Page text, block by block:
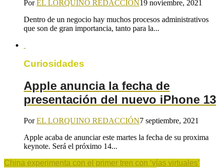
PorEL LORQUINO REDACCIÓN19 noviembre, 2021
Dentro de un negocio hay muchos procesos administrativos
que son de gran importancia, tanto para la...
Curiosidades
Apple anuncia la fecha de
presentación del nuevo iPhone 13
PorEL LORQUINO REDACCIÓN7 septiembre, 2021
Apple acaba de anunciar este martes la fecha de su proxima
keynote. Será el próximo 14...
China experimenta con el primer tren con ‘vías virtuales’